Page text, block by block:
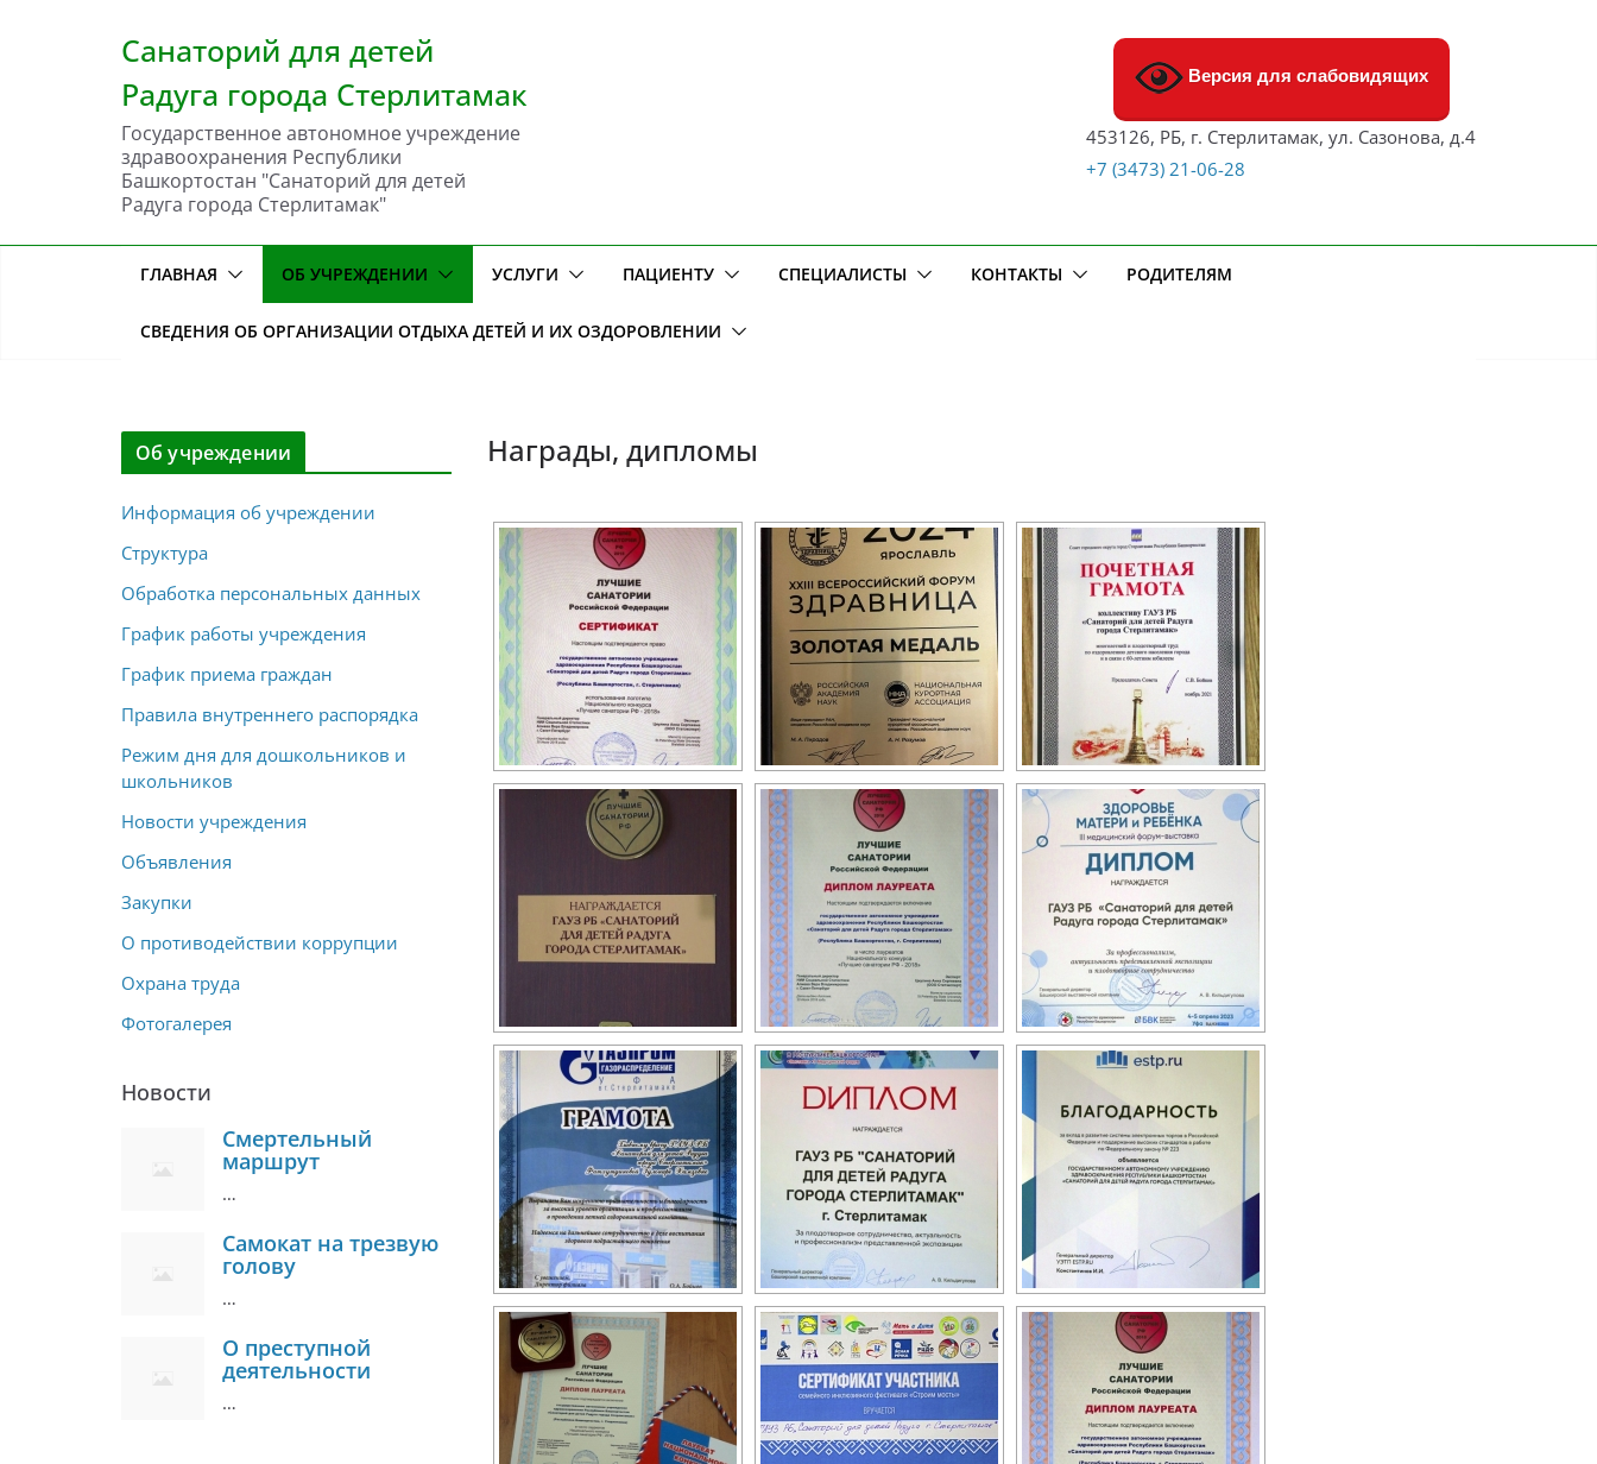
Санаторий для детей
Радуга города Стерлитамак
Государственное автономное учреждение
здравоохранения Республики
Башкортостан "Санаторий для детей
Радуга города Стерлитамак"
Версия для слабовидящих
453126, РБ, г. Стерлитамак, ул. Сазонова, д.4
+7 (3473) 21-06-28
ГЛАВНАЯ ОБ УЧРЕЖДЕНИИ УСЛУГИ ПАЦИЕНТУ СПЕЦИАЛИСТЫ КОНТАКТЫ РОДИТЕЛЯМ
СВЕДЕНИЯ ОБ ОРГАНИЗАЦИИ ОТДЫХА ДЕТЕЙ И ИХ ОЗДОРОВЛЕНИИ
Награды, дипломы
Об учреждении
Информация об учреждении
Структура
Обработка персональных данных
График работы учреждения
График приема граждан
Правила внутреннего распорядка
Режим дня для дошкольников и
школьников
Новости учреждения
Объявления
Закупки
О противодействии коррупции
Охрана труда
Фотогалерея
Новости
Смертельный
маршрут
…
Самокат на трезвую
голову
…
О преступной
деятельности
…